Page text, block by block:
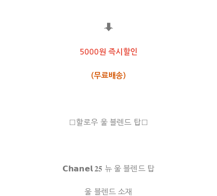
⬇
5000원 즉시할인
(무료배송)
□할로우 울 블렌드 탑□
𝗖𝗵𝗮𝗻𝗲𝗹 𝟐𝟓 뉴 울 블렌드 탑
울 블렌드 소재